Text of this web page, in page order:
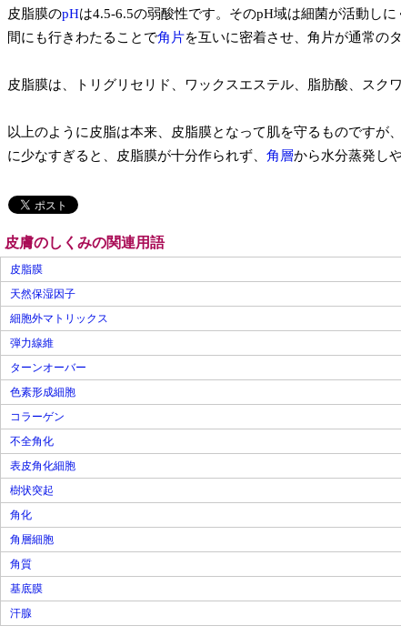
皮脂膜のpHは4.5-6.5の弱酸性です。そのpH域は細菌が活動し
間にも行きわたることで角片を互いに密着させ、角片が通常の
皮脂膜は、トリグリセリド、ワックスエステル、脂肪酸、スク
以上のように皮脂は本来、皮脂膜となって肌を守るものです
に少なすぎると、皮脂膜が十分作られず、 角層から水分蒸発し
皮膚のしくみの関連用語
皮脂膜
天然保湿因子
細胞外マトリックス
弾力線維
ターンオーバー
色素形成細胞
コラーゲン
不全角化
表皮角化細胞
樹状突起
角化
角層細胞
角質
基底膜
汗腺